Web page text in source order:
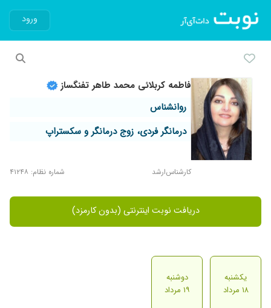
ورود
فاطمه کربلائی محمد طاهر تفنگساز
روانشناس
درمانگر فردی، زوج درمانگر و سکستراپ
کارشناس‌ارشد شماره نظام: ۴۱۲۴۸
دریافت نوبت اینترنتی (بدون کارمزد)
یکشنبه
۱۸ مرداد
دوشنبه
۱۹ مرداد